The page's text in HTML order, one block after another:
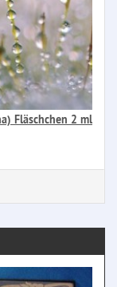
Fläschchen 2 ml